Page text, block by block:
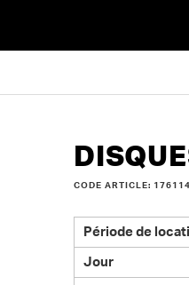
CODE ARTICLE:
Période de
Jour